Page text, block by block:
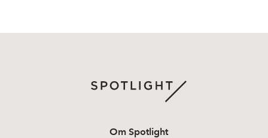
Om Spotlight